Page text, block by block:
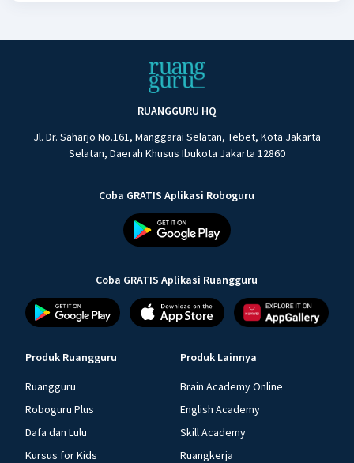
RUANGGURU HQ
Jl. Dr. Saharjo No.161, Manggarai Selatan, Tebet, Kota Jakarta
Selatan, Daerah Khusus Ibukota Jakarta 12860
Coba GRATIS Aplikasi Roboguru
Coba GRATIS Aplikasi Ruangguru
Produk Ruangguru
Ruangguru
Roboguru Plus
Dafa dan Lulu
Kursus for Kids
Produk Lainnya
Brain Academy Online
English Academy
Skill Academy
Ruangkerja